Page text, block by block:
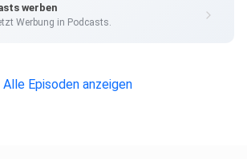
versauern zu lassen, das machen wir
daraus gemacht. Vielleicht gibt es ja
werben
Werbung in Podcasts.
Alle Episoden anzeigen